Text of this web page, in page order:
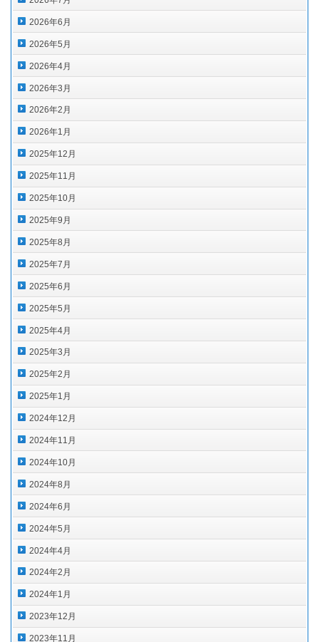
2026年6月
2026年5月
2026年4月
2026年3月
2026年2月
2026年1月
2025年12月
2025年11月
2025年10月
2025年9月
2025年8月
2025年7月
2025年6月
2025年5月
2025年4月
2025年3月
2025年2月
2025年1月
2024年12月
2024年11月
2024年10月
2024年8月
2024年6月
2024年5月
2024年4月
2024年2月
2024年1月
2023年12月
2023年11月